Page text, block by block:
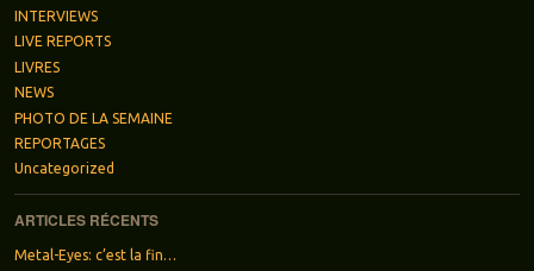
INTERVIEWS
LIVE REPORTS
LIVRES
NEWS
PHOTO DE LA SEMAINE
REPORTAGES
Uncategorized
ARTICLES RÉCENTS
Metal-Eyes: c’est la fin…